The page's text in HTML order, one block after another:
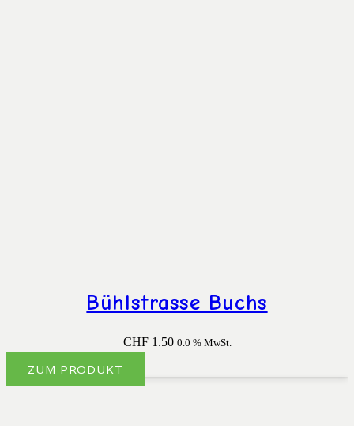
Bühlstrasse Buchs
CHF1.50 0.0 % MwSt.
ZUM PRODUKT